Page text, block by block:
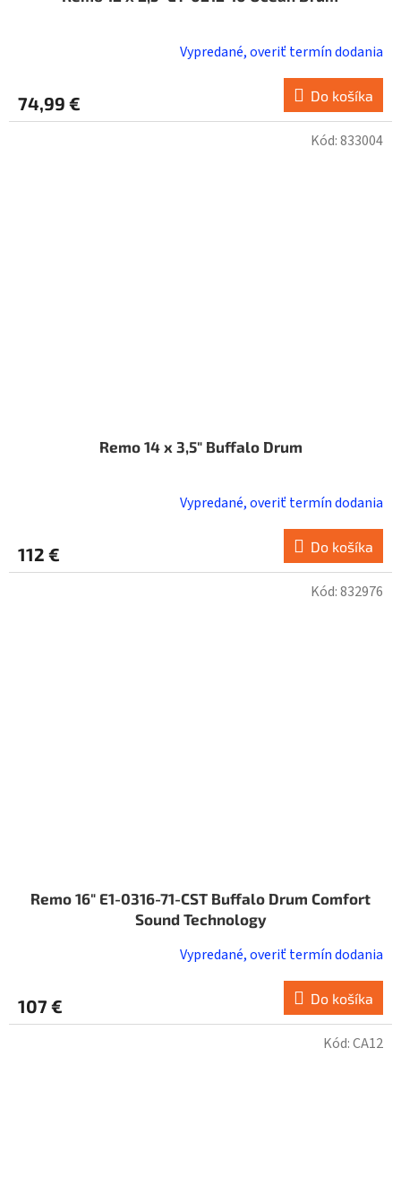
Vypredané, overiť termín dodania
74,99 € Do košíka
Remo 14 x 3,5" Buffalo Drum
Vypredané, overiť termín dodania
112 € Do košíka
Kód:833004
Remo 16" E1-0316-71-CST Buffalo Drum Comfort
Sound Technology
Vypredané, overiť termín dodania
107 € Do košíka
Kód:832976
Kód:CA12